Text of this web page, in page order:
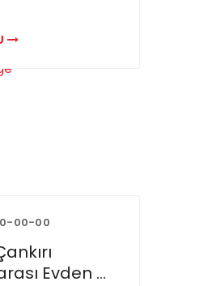
00-00
Evden ...